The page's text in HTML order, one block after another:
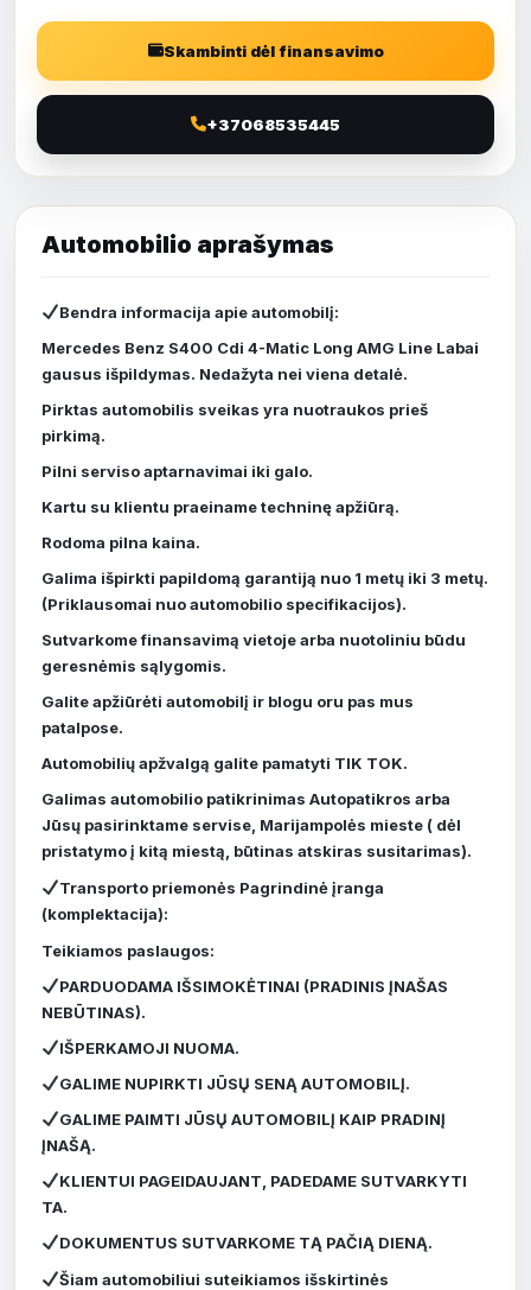
Skambinti dėl finansavimo
+37068535445
Bendra informacija apie automobilį:
Mercedes Benz S400 Cdi 4-Matic Long AMG Line Labai
gausus išpildymas. Nedažyta nei viena detalė.
Pirktas automobilis sveikas yra nuotraukos prieš
pirkimą.
Pilni serviso aptarnavimai iki galo.
Kartu su klientu praeiname techninę apžiūrą.
Rodoma pilna kaina.
Galima išpirkti papildomą garantiją nuo 1 metų iki 3 metų.
(Priklausomai nuo automobilio specifikacijos).
Sutvarkome finansavimą vietoje arba nuotoliniu būdu
geresnėmis sąlygomis.
Galite apžiūrėti automobilį ir blogu oru pas mus
patalpose.
Automobilių apžvalgą galite pamatyti TIK TOK.
Galimas automobilio patikrinimas Autopatikros arba
Jūsų pasirinktame servise, Marijampolės mieste ( dėl
pristatymo į kitą miestą, būtinas atskiras susitarimas).
Transporto priemonės Pagrindinė įranga
(komplektacija):
Teikiamos paslaugos:
PARDUODAMA IŠSIMOKĖTINAI (PRADINIS ĮNAŠAS
NEBŪTINAS).
IŠPERKAMOJI NUOMA.
GALIME NUPIRKTI JŪSŲ SENĄ AUTOMOBILĮ.
GALIME PAIMTI JŪSŲ AUTOMOBILĮ KAIP PRADINĮ
ĮNAŠĄ.
KLIENTUI PAGEIDAUJANT, PADEDAME SUTVARKYTI
TA.
DOKUMENTUS SUTVARKOME TĄ PAČIĄ DIENĄ.
Šiam automobiliui suteikiamos išskirtinės